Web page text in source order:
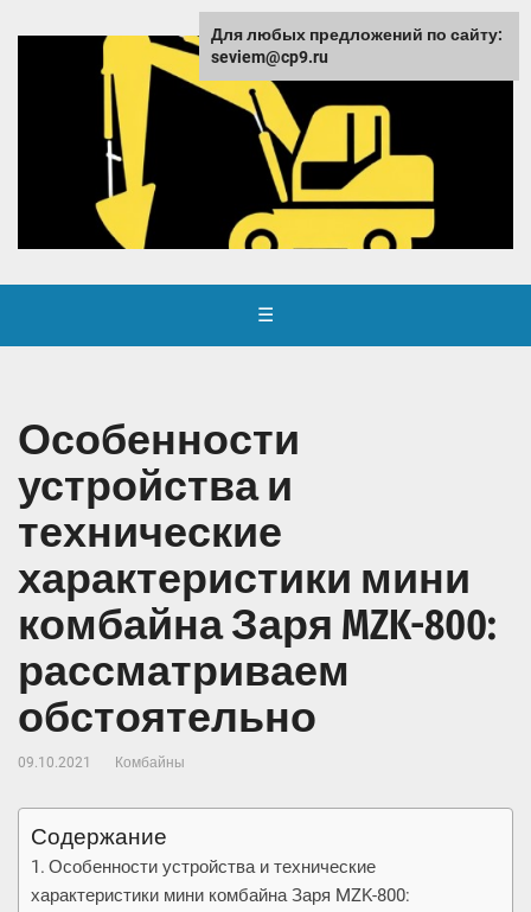
☰
Особенности
устройства и
технические
характеристики мини
комбайна Заря MZK-800:
рассматриваем
обстоятельно
09.10.2021 Комбайны
Содержание
Особенности устройства и технические
характеристики мини комбайна Заря MZK-800:
Для любых предложений по сайту:
seviem@cp9.ru